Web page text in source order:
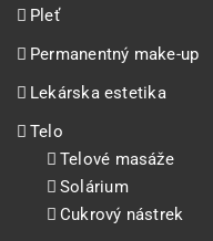
Pleť
Permanentný make-up
Lekárska estetika
Telo
Telové masáže
Solárium
Cukrový nástrek